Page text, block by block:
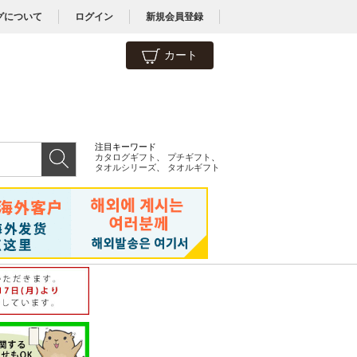
について ログイン 新規会員登録
カート
注目キーワード
カタログギフト
プチギフト
タオルシリーズ
タオルギフト